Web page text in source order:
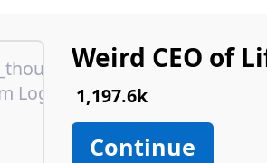
Weird CEO of
1,197.6k
Continue